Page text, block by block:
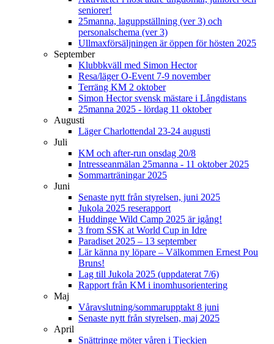
seniorer!
25manna, laguppställning (ver 3) och
personalschema (ver 3)
Ullmaxförsäljningen är öppen för hösten 2025
September
Klubbkväll med Simon Hector
Resa/läger O-Event 7-9 november
Terräng KM 2 oktober
Simon Hector svensk mästare i Långdistans
25manna 2025 - lördag 11 oktober
Augusti
Läger Charlottendal 23-24 augusti
Juli
KM och after-run onsdag 20/8
Intresseanmälan 25manna - 11 oktober 2025
Sommarträningar 2025
Juni
Senaste nytt från styrelsen, juni 2025
Jukola 2025 reserapport
Huddinge Wild Camp 2025 är igång!
3 from SSK at World Cup in Idre
Paradiset 2025 – 13 september
Lär känna ny löpare – Välkommen Ernest Pou
Bruns!
Lag till Jukola 2025 (uppdaterat 7/6)
Rapport från KM i inomhusorientering
Maj
Våravslutning/sommarupptakt 8 juni
Senaste nytt från styrelsen, maj 2025
April
Snättringe möter våren i Tjeckien